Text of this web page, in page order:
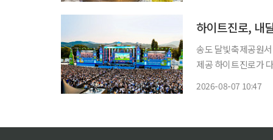
하이트진로, 내
송도 달빛축제공원
제공 하이트진로가 다음 달 12일 인천 송도 달빛축제공원에서 테라와 함께하는 ‘2026 이슬라
2026-08-07 10:47